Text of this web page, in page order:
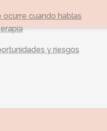
ocurre cuando hablas
y riesgos